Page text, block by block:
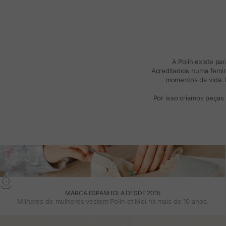
A Polin existe
Acreditamos numa
momentos da
Por isso criamos
MARCA ESPANHOLA DESDE 2015
Milhares de mulheres vestem Polin et Moi há mais de 10 anos.